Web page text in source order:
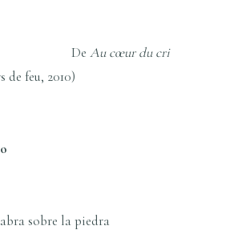
De Au cœur du cri
de feu, 2010)
sobre la piedra